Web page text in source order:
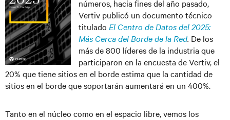
números, hacia fines del año pasado,
Vertiv publicó un documento técnico
titulado El Centro de Datos del 2025:
Más Cerca del Borde de la Red. De los
más de 800 líderes de la industria que
participaron en la encuesta de Vertiv, el
20% que tiene sitios en el borde estima que la cantidad de
sitios en el borde que soportarán aumentará en un 400%.
Tanto en el núcleo como en el espacio libre, vemos los